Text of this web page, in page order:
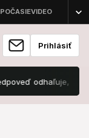
Prihlásiť
odhaľuje, čo čaká